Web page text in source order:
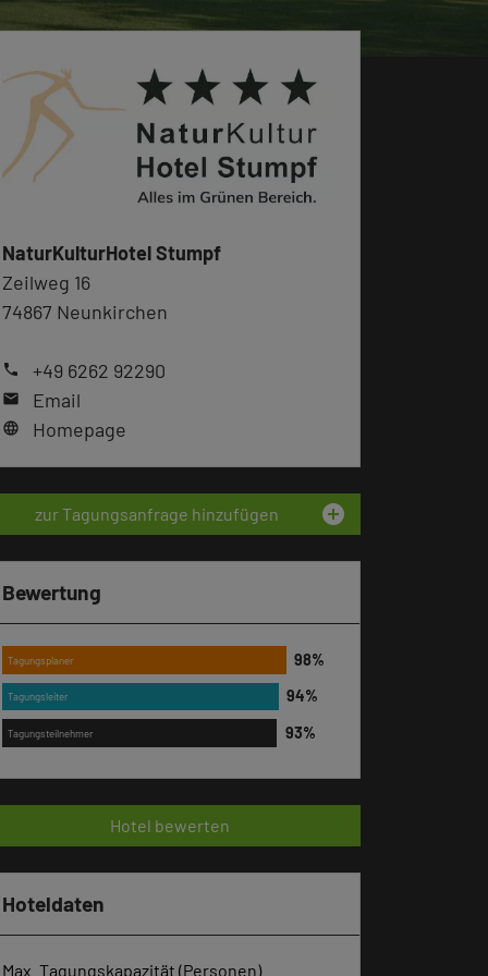
NaturKulturHotel Stumpf
Zeilweg 16
74867 Neunkirchen
phone +49 6262 92290
mail Email
language Homepage
zur Tagungsanfrage hinzufügen add_circle
Bewertung
Tagungsplaner
Tagungsleiter
Tagungsteilnehmer
Hotel bewerten
Hoteldaten
Max. Tagungskapazität (Personen)